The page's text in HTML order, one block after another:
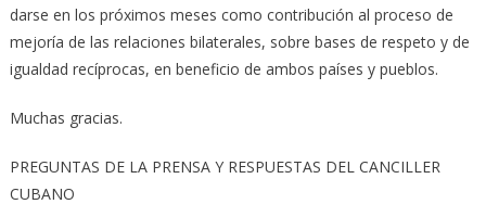
darse en los próximos meses como contribución al proceso de
mejoría de las relaciones bilaterales, sobre bases de respeto y de
igualdad recíprocas, en beneficio de ambos países y pueblos.
Muchas gracias.
PREGUNTAS DE LA PRENSA Y RESPUESTAS DEL CANCILLER
CUBANO